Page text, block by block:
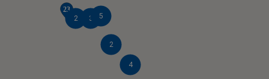
4
5
2 3
2